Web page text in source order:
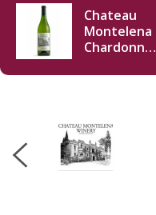
Chateau
Montelena
Chardonnay